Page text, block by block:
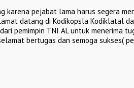
karena pejabat lama harus segera
datang di Kodikopsla
pemimpin TNI AL untuk
bertugas dan semoga sukses(